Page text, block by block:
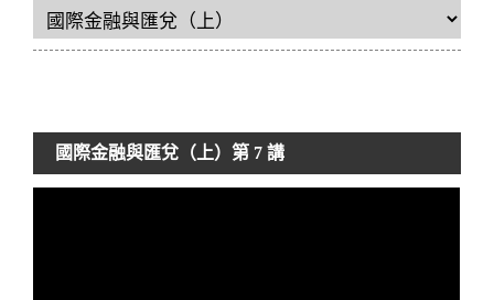
國際金融與匯兌（上）第 7 講